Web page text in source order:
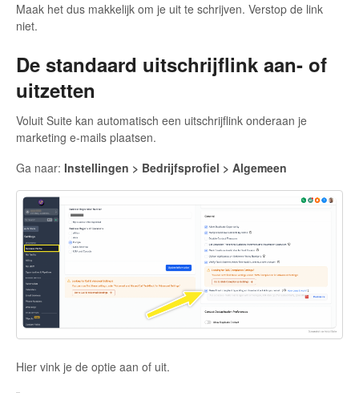
Maak het dus makkelijk om je uit te schrijven. Verstop de link
niet.
De standaard uitschrijflink aan- of
uitzetten
Voluit Suite kan automatisch een uitschrijflink onderaan je
marketing e-mails plaatsen.
Ga naar: Instellingen > Bedrijfsprofiel > Algemeen
Hier vink je de optie aan of uit.